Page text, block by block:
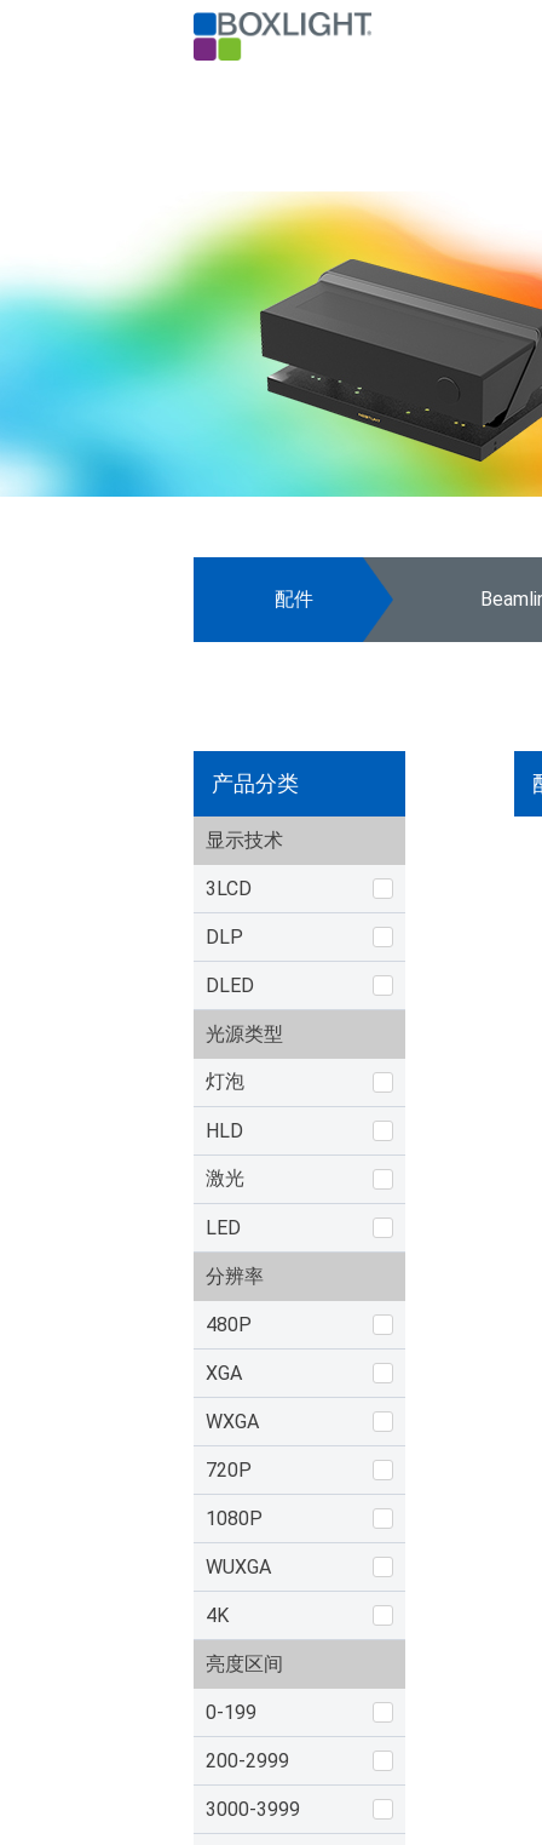
配件
产品分类
显示技术
3LCD
DLP
DLED
光源类型
灯泡
HLD
激光
LED
分辨率
480P
XGA
WXGA
720P
1080P
WUXGA
4K
亮度区间
0-199
200-2999
3000-3999